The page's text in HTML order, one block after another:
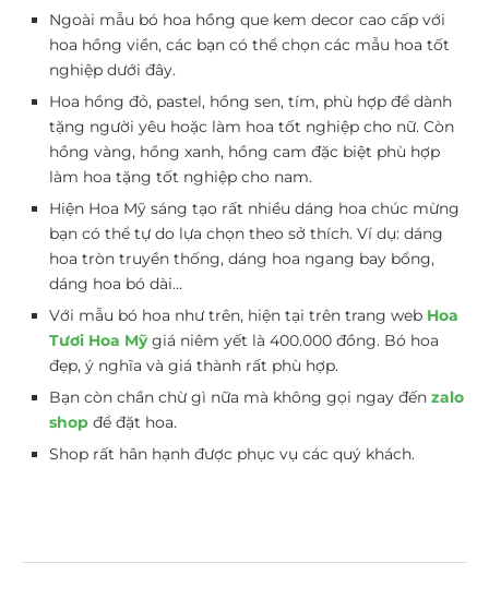
Ngoài mẫu bó hoa hồng que kem decor cao cấp với
hoa hồng viền, các bạn có thể chọn các mẫu hoa tốt
nghiệp dưới đây.
Hoa hồng đỏ, pastel, hồng sen, tím, phù hợp để dành
tặng người yêu hoặc làm hoa tốt nghiệp cho nữ. Còn
hồng vàng, hồng xanh, hồng cam đặc biệt phù hợp
làm hoa tặng tốt nghiệp cho nam.
Hiện Hoa Mỹ sáng tạo rất nhiều dáng hoa chúc mừng
bạn có thể tự do lựa chọn theo sở thích. Ví dụ: dáng
hoa tròn truyền thống, dáng hoa ngang bay bổng,
dáng hoa bó dài…
Với mẫu bó hoa như trên, hiện tại trên trang web Hoa
Tươi Hoa Mỹgiá niêm yết là 400.000 đồng. Bó hoa
đẹp, ý nghĩa và giá thành rất phù hợp.
Bạn còn chần chừ gì nữa mà không gọi ngay đến zalo
shop để đặt hoa.
Shop rất hân hạnh được phục vụ các quý khách.